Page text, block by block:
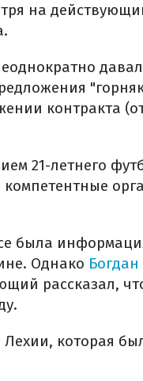
на
контракта
21-летнего
была
Однако
рассказал,
которая